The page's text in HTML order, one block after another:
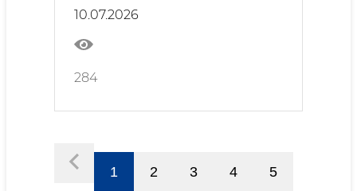
yer maydoni ajratildi
10.07.2026
284
1 2 3 4 5